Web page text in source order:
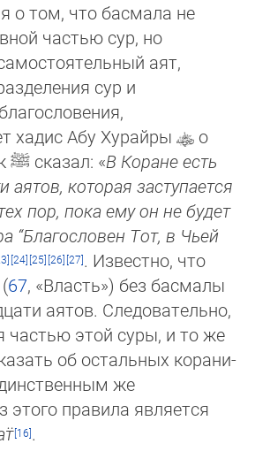
о том, что басмала не
частью сур, но
аят,
сур и
хадис Абу Хурайры
о
ﷺ сказал: «В Коране есть
аятов, которая заступается
пор, пока ему он не будет
“Бла­го­словен Тот, в Чьей
. Известно, что
(67, «Власть») без басмалы
аятов. Следовательно,
частью этой суры, и то же
об остальных корани­
же
этого правила является
.